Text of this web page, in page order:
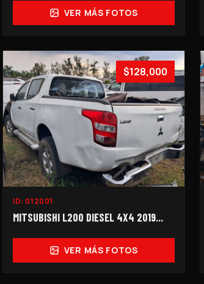
VER MÁS FOTOS
$128,000
ID: 012001
MITSUBISHI L200 DIESEL 4X4 2019...
VER MÁS FOTOS